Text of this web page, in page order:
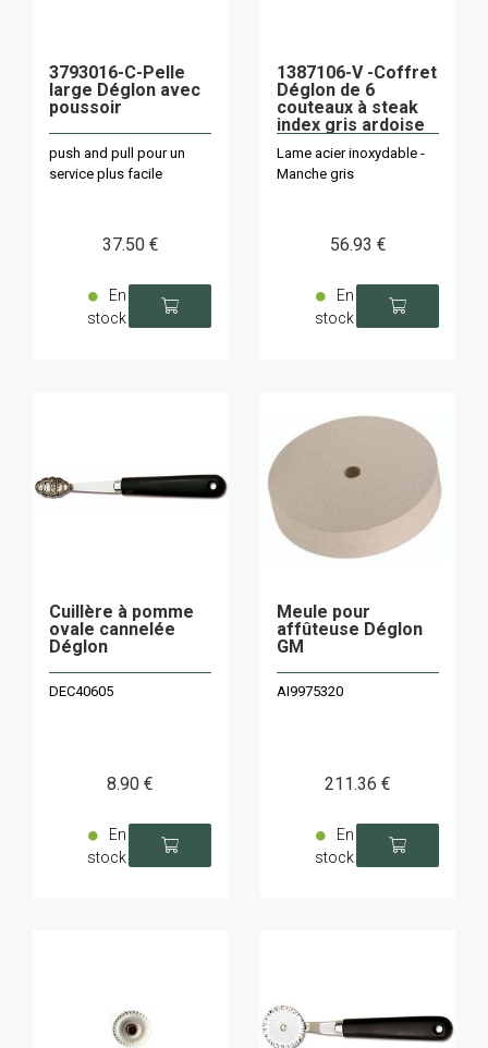
3793016-C-Pelle
large Déglon avec
poussoir
push and pull pour un
service plus facile
37.50 €
En
stock
1387106-V -Coffret
Déglon de 6
couteaux à steak
index gris ardoise
Lame acier inoxydable -
Manche gris
56.93 €
En
stock
Cuillère à pomme
ovale cannelée
Déglon
DEC40605
8.90 €
En
stock
Meule pour
affûteuse Déglon
GM
AI9975320
211.36 €
En
stock